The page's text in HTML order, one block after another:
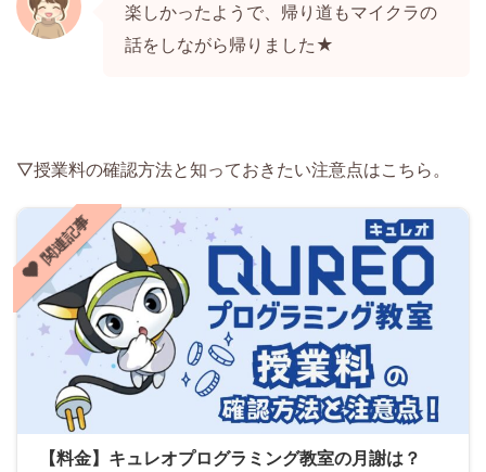
楽しかったようで、帰り道もマイクラの
話をしながら帰りました★
▽授業料の確認方法と知っておきたい注意点はこちら。
関連記事
【料金】キュレオプログラミング教室の月謝は？